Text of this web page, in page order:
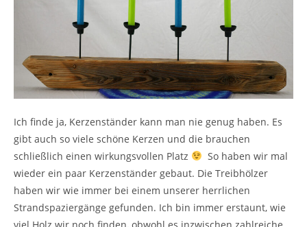
Ich finde ja, Kerzenständer kann man nie genug haben. Es
gibt auch so viele schöne Kerzen und die brauchen
schließlich einen wirkungsvollen Platz
So haben wir mal
wieder ein paar Kerzenständer gebaut. Die Treibhölzer
haben wir wie immer bei einem unserer herrlichen
Strandspaziergänge gefunden. Ich bin immer erstaunt, wie